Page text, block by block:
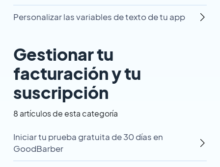
Personalizar las variables de texto de tu app
Gestionar tu
facturación y tu
suscripción
8 artículos de esta categoría
Iniciar tu prueba gratuita de 30 días en
GoodBarber